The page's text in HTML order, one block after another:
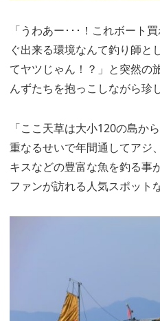
「うわあー･･･！これボート
ぐ出来る環境なんて釣り師と
てヤツじゃん！？」と突然の
んずたちを抱っこしながら珍
「ここ天草は大小120の島か
重なるせいで年間通してアジ
キスなどの豊富な魚を釣る事
ファンが訪れる人気スポット